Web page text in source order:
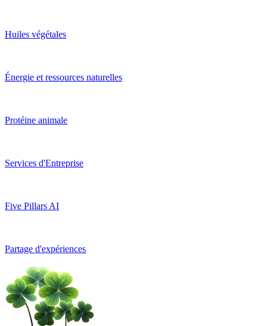
Huiles végétales
Énergie et ressources naturelles
Protéine animale
Services d'Entreprise
Five Pillars AI
Partage d'expériences